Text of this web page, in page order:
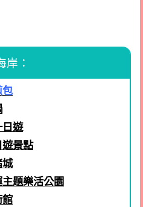
岸：
包
日遊
景點
城
題樂活公園
館